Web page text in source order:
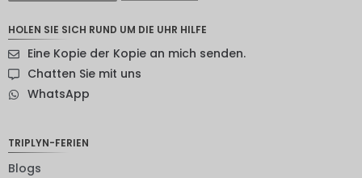
NZD
HOLEN SIE SICH RUND UM DIE UHR HILFE
Eine Kopie der Kopie an mich senden.
Chatten Sie mit uns
WhatsApp
TRIPLYN-FERIEN
Blogs